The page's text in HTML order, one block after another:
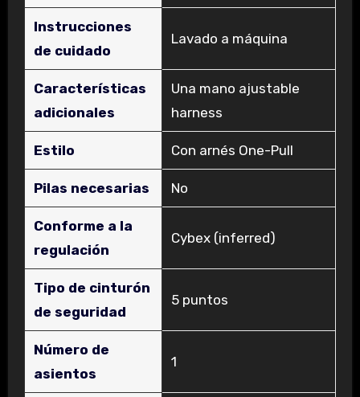
Instrucciones
de cuidado
‎Lavado a máquina
Características
adicionales
‎Una mano ajustable
harness
Estilo ‎Con arnés One-Pull
Pilas necesarias ‎No
Conforme a la
regulación
‎Cybex (inferred)
Tipo de cinturón
de seguridad
‎5 puntos
Número de
asientos
‎1